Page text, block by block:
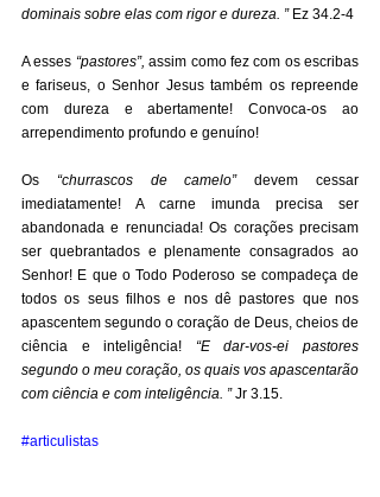
dominais sobre elas com rigor e dureza. ” Ez 34.2-4
A esses “pastores”, assim como fez com os escribas
e fariseus, o Senhor Jesus também os repreende
com dureza e abertamente! Convoca-os ao
arrependimento profundo e genuíno!
Os “churrascos de camelo” devem cessar
imediatamente! A carne imunda precisa ser
abandonada e renunciada! Os corações precisam
ser quebrantados e plenamente consagrados ao
Senhor! E que o Todo Poderoso se compadeça de
todos os seus filhos e nos dê pastores que nos
apascentem segundo o coração de Deus, cheios de
ciência e inteligência! “E dar-vos-ei pastores
segundo o meu coração, os quais vos apascentarão
com ciência e com inteligência. ” Jr 3.15.
#articulistas